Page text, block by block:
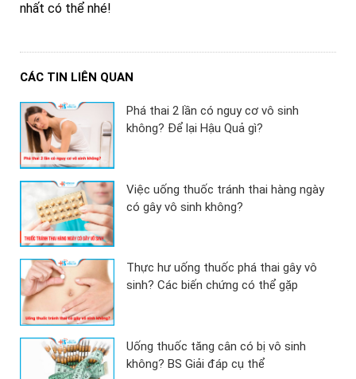
nhất có thể nhé!
CÁC TIN LIÊN QUAN
Phá thai 2 lần có nguy cơ vô sinh
không? Để lại Hậu Quả gì?
Việc uống thuốc tránh thai hàng ngày
có gây vô sinh không?
Thực hư uống thuốc phá thai gây vô
sinh? Các biến chứng có thể gặp
Uống thuốc tăng cân có bị vô sinh
không? BS Giải đáp cụ thể